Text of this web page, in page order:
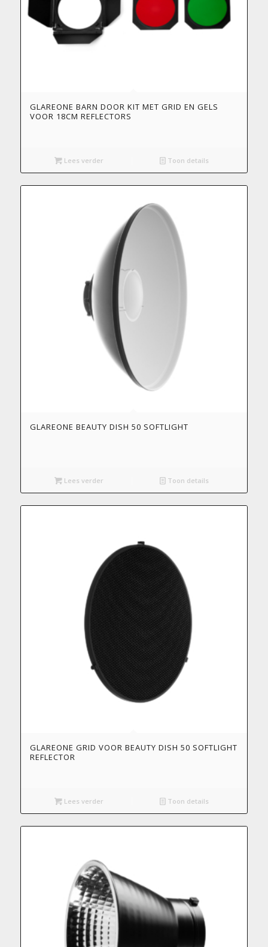
GLAREONE BARN DOOR KIT MET GRID EN GELS
VOOR 18CM REFLECTORS
Lees verder Toon details
GLAREONE BEAUTY DISH 50 SOFTLIGHT
Lees verder Toon details
GLAREONE GRID VOOR BEAUTY DISH 50 SOFTLIGHT
REFLECTOR
Lees verder Toon details